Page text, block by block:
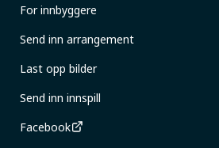
For innbyggere
Send inn arrangement
Last opp bilder
Send inn innspill
Facebook